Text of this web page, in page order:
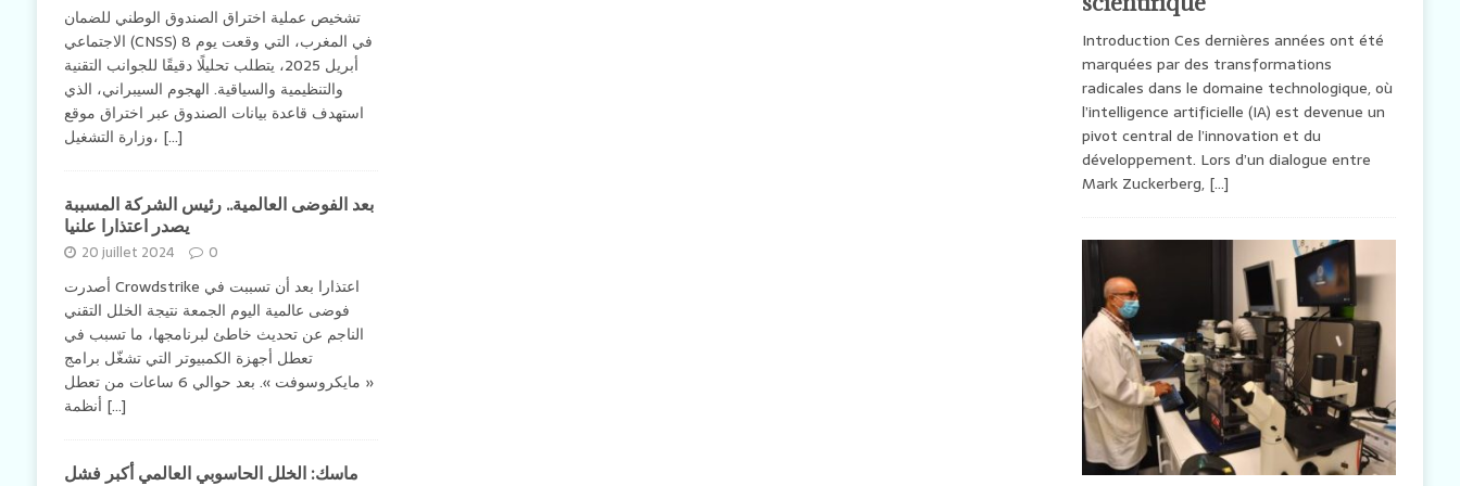
تشخيص عملية اختراق الصندوق الوطني للضمان
الاجتماعي (CNSS) في المغرب، التي وقعت يوم 8
أبريل 2025، يتطلب تحليلًا دقيقًا للجوانب التقنية
والتنظيمية والسياقية. الهجوم السيبراني، الذي
استهدف قاعدة بيانات الصندوق عبر اختراق موقع
وزارة التشغيل، [...]
بعد الفوضى العالمية.. رئيس الشركة المسببة
يصدر اعتذارا علنيا
20 juillet 2024 0
أصدرت Crowdstrike اعتذارا بعد أن تسببت في
فوضى عالمية اليوم الجمعة نتيجة الخلل التقني
الناجم عن تحديث خاطئ لبرنامجها، ما تسبب في
تعطل أجهزة الكمبيوتر التي تشغّل برامج
« مايكروسوفت ». بعد حوالي 6 ساعات من تعطل
[...]
ماسك: الخلل الحاسوبي العالمي أكبر فشل
Introduction Ces dernières années ont été
marquées par des transformations
radicales dans le domaine technologique, où
l’intelligence artificielle (IA) est devenue un
pivot central de l’innovation et du
développement. Lors d’un dialogue entre
Mark Zuckerberg, […]